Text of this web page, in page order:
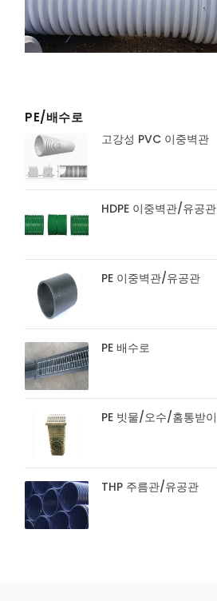
PE/배수로
고강성 PVC 이중벽관
HDPE 이중벽관/유공관
PE 이중벽관/유공관
PE 배수로
PE 빗물/오수/홈통받이
THP 주름관/유공관